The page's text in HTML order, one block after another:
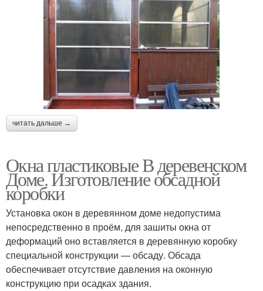
читать дальше →
Окна пластиковые В деревенском
Доме. Изготовление обсадной
коробки
Установка окон в деревянном доме недопустима
непосредственно в проём, для зашиты окна от
деформаций оно вставляется в деревянную коробку
специальной конструкции — обсаду. Обсада
обеспечивает отсутствие давления на оконную
конструкцию при осадках здания.